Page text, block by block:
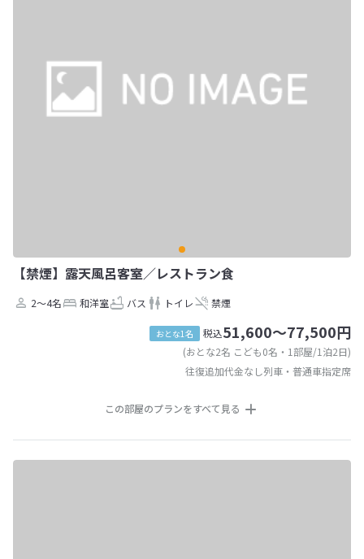
【禁煙】露天風呂客室／レストラン食
2～4名 和洋室 バス トイレ 禁煙
おとな1名 税込51,600～77,500円
(おとな2名 こども0名・1部屋/1泊2日)
往復追加代金なし列車・普通車指定席
この部屋のプランをすべて見る